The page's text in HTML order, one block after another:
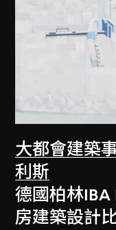
大都會建築
利斯
德國柏林
房建築設計